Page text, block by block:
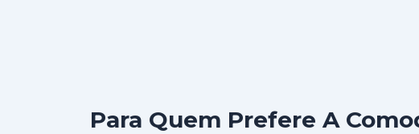
Para Quem Prefere A